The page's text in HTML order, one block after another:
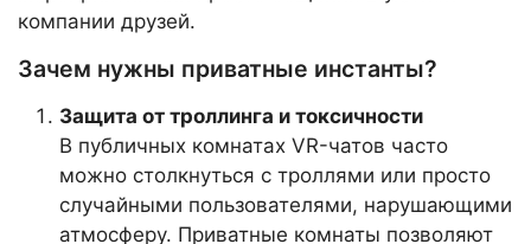
компании друзей.
Зачем нужны приватные инстанты?
Защита от троллинга и токсичности
В публичных комнатах VR-чатов часто
можно столкнуться с троллями или просто
случайными пользователями, нарушающими
атмосферу. Приватные комнаты позволяют